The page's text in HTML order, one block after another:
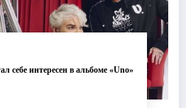
себе интересен в альбоме «Uno»